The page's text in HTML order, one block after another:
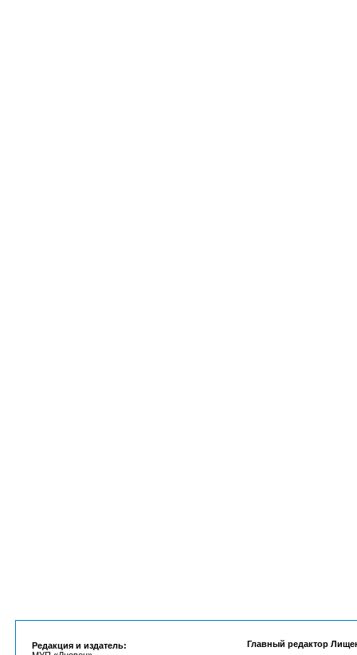
Редакция и издатель:
Главный редактор